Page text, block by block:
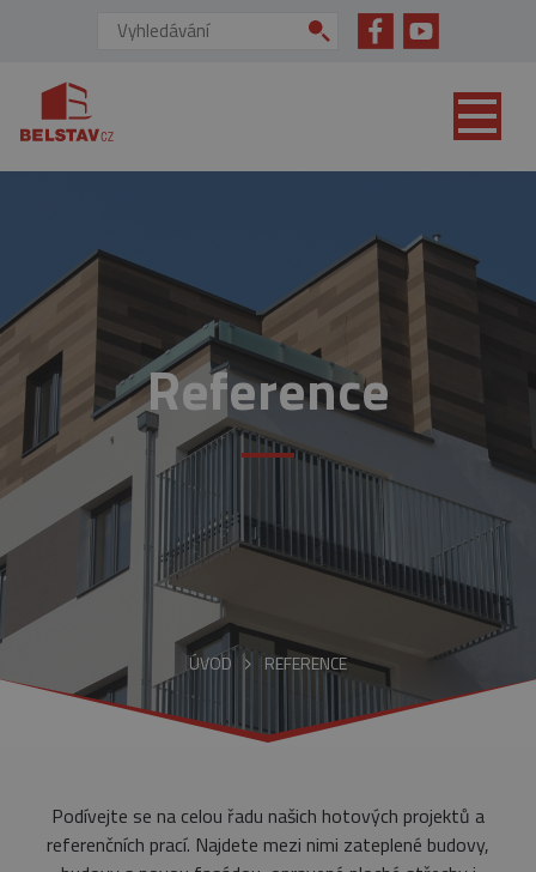
Vyhledávání:
Reference
ÚVOD REFERENCE
Podívejte se na celou řadu našich hotových projektů a
referenčních prací. Najdete mezi nimi zateplené budovy,